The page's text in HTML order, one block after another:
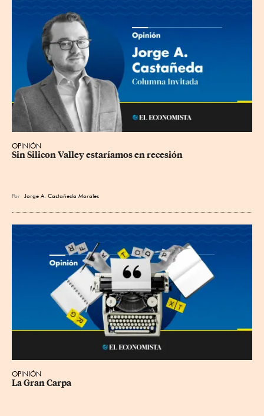
OPINIÓN
Sin Silicon Valley estaríamos en recesión
Por Jorge A. Castañeda Morales
OPINIÓN
La Gran Carpa